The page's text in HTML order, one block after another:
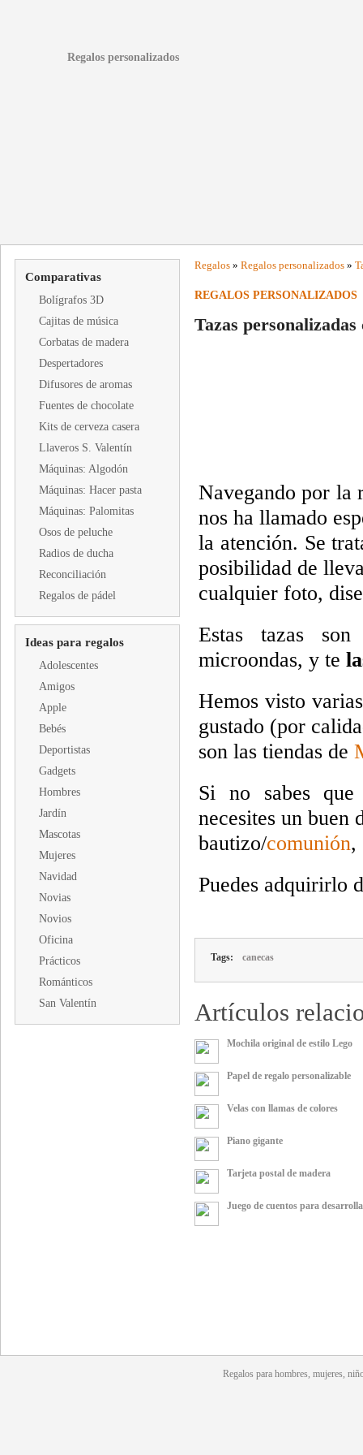
Regalos personalizados
Comparativas
Bolígrafos 3D
Cajitas de música
Corbatas de madera
Despertadores
Difusores de aromas
Fuentes de chocolate
Kits de cerveza casera
Llaveros S. Valentín
Máquinas: Algodón
Máquinas: Hacer pasta
Máquinas: Palomitas
Osos de peluche
Radios de ducha
Reconciliación
Regalos de pádel
Ideas para regalos
Adolescentes
Amigos
Apple
Bebés
Deportistas
Gadgets
Hombres
Jardín
Mascotas
Mujeres
Navidad
Novias
Novios
Oficina
Prácticos
Románticos
San Valentín
Regalos » Regalos personalizados »
REGALOS PERSONALIZADOS
Tazas personalizadas
Navegando por la
nos ha llamado
la atención. Se
posibilidad de
cualquier foto,
Estas tazas
microondas, y te
Hemos visto
gustado (por
son las tiendas de
Si no sabes
necesites un buen
bautizo/comunión,
Puedes adquirirlo
Tags: canecas
Artículos
Mochila original de estilo Lego
Papel de regalo personalizable
Velas con llamas de colores
Piano gigante
Tarjeta postal de madera
Juego de cuentos para
Regalos para hombres, mujeres,